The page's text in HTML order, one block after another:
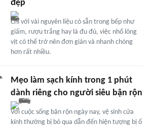
đẹp
Chỉ với vài nguyên liệu có sẵn trong bếp như
giấm, rượu trắng hay lá đu đủ, việc nhổ lông
vịt có thể trở nên đơn giản và nhanh chóng
hơn rất nhiều.
Mẹo làm sạch kính trong 1 phút
dành riêng cho người siêu bận rộn
Với cuộc sống bận rộn ngày nay, vệ sinh cửa
kính thường bị bỏ qua dẫn đến hiện tượng bị ố